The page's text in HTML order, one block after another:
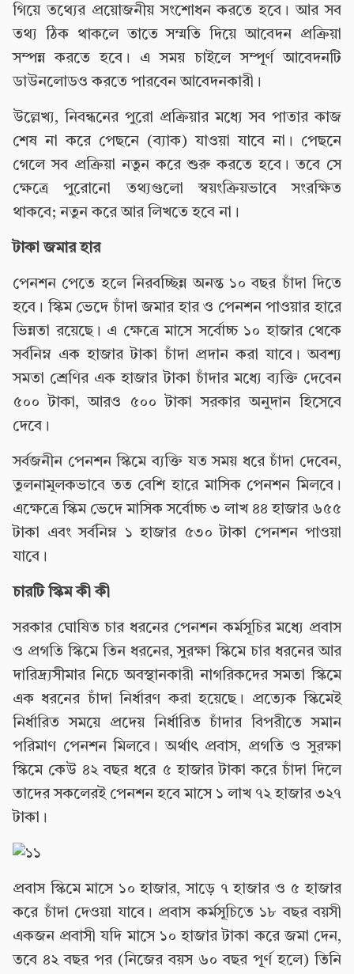
গিয়ে তথ্যের প্রয়োজনীয় সংশোধন করতে হবে। আর সব
তথ্য ঠিক থাকলে তাতে সম্মতি দিয়ে আবেদন প্রক্রিয়া
সম্পন্ন করতে হবে। এ সময় চাইলে সম্পূর্ণ আবেদনটি
ডাউনলোডও করতে পারবেন আবেদনকারী।
উল্লেখ্য, নিবন্ধনের পুরো প্রক্রিয়ার মধ্যে সব পাতার কাজ
শেষ না করে পেছনে (ব্যাক) যাওয়া যাবে না। পেছনে
গেলে সব প্রক্রিয়া নতুন করে শুরু করতে হবে। তবে সে
ক্ষেত্রে পুরোনো তথ্যগুলো স্বয়ংক্রিয়ভাবে সংরক্ষিত
থাকবে; নতুন করে আর লিখতে হবে না।
টাকা জমার হার
পেনশন পেতে হলে নিরবচ্ছিন্ন অনন্ত ১০ বছর চাঁদা দিতে
হবে। স্কিম ভেদে চাঁদা জমার হার ও পেনশন পাওয়ার হারে
ভিন্নতা রয়েছে। এ ক্ষেত্রে মাসে সর্বোচ্চ ১০ হাজার থেকে
সর্বনিম্ন এক হাজার টাকা চাঁদা প্রদান করা যাবে। অবশ্য
সমতা শ্রেণির এক হাজার টাকা চাঁদার মধ্যে ব্যক্তি দেবেন
৫০০ টাকা, আরও ৫০০ টাকা সরকার অনুদান হিসেবে
দেবে।
সর্বজনীন পেনশন স্কিমে ব্যক্তি যত সময় ধরে চাঁদা দেবেন,
তুলনামূলকভাবে তত বেশি হারে মাসিক পেনশন মিলবে।
এক্ষেত্রে স্কিম ভেদে মাসিক সর্বোচ্চ ৩ লাখ ৪৪ হাজার ৬৫৫
টাকা এবং সর্বনিম্ন ১ হাজার ৫৩০ টাকা পেনশন পাওয়া
যাবে।
চারটি স্কিম কী কী
সরকার ঘোষিত চার ধরনের পেনশন কর্মসূচির মধ্যে প্রবাস
ও প্রগতি স্কিমে তিন ধরনের, সুরক্ষা স্কিমে চার ধরনের আর
দারিদ্র্যসীমার নিচে অবস্থানকারী নাগরিকদের সমতা স্কিমে
এক ধরনের চাঁদা নির্ধারণ করা হয়েছে। প্রত্যেক স্কিমেই
নির্ধারিত সময়ে প্রদেয় নির্ধারিত চাঁদার বিপরীতে সমান
পরিমাণ পেনশন মিলবে। অর্থাৎ প্রবাস, প্রগতি ও সুরক্ষা
স্কিমে কেউ ৪২ বছর ধরে ৫ হাজার টাকা করে চাঁদা দিলে
তাদের সকলেরই পেনশন হবে মাসে ১ লাখ ৭২ হাজার ৩২৭
টাকা।
প্রবাস স্কিমে মাসে ১০ হাজার, সাড়ে ৭ হাজার ও ৫ হাজার
করে চাঁদা দেওয়া যাবে। প্রবাস কর্মসূচিতে ১৮ বছর বয়সী
একজন প্রবাসী যদি মাসে ১০ হাজার টাকা করে জমা দেন,
তবে ৪২ বছর পর (নিজের বয়স ৬০ বছর পূর্ণ হলে) তিনি